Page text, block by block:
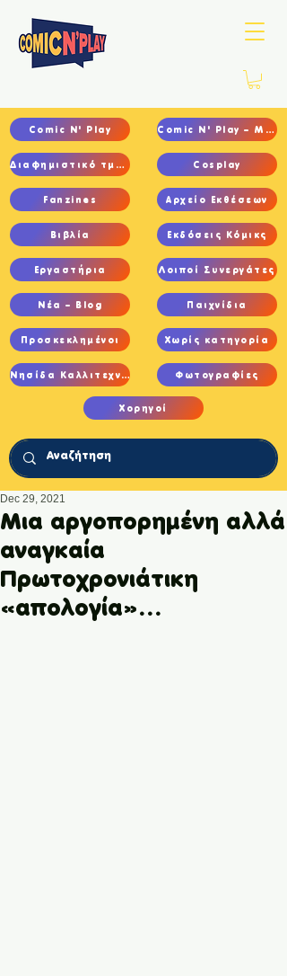
Comic N' Play
Διαφημιστικό τμήμα
Fanzines
Βιβλία
Εργαστήρια
Νέα – Blog
Προσκεκλημένοι
Νησίδα Καλλιτεχνών
Comic N' Play – Main
Cosplay
Αρχείο Εκθέσεων
Εκδόσεις Κόμικς
Λοιποί Συνεργάτες
Παιχνίδια
Χωρίς κατηγορία
Φωτογραφίες
Χορηγοί
Μια αργοπορημένη αλλά
αναγκαία
Πρωτοχρονιάτικη
«απολογία»…
Dec 29, 2021